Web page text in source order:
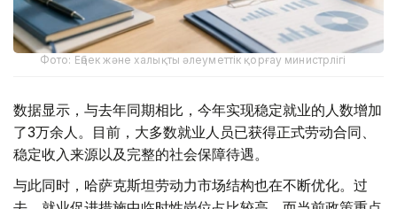
Фото: Еңбек және халықты әлеуметтік қорғау министрлігі
数据显示，与去年同期相比，今年实现稳定就业的人数增加
了3万余人。目前，大多数就业人员已获得正式劳动合同、
稳定收入来源以及完整的社会保障待遇。
与此同时，哈萨克斯坦劳动力市场结构也在不断优化。过